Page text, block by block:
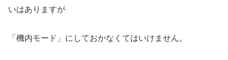
いはありますが
「機内モード」にしておかなくてはいけません。